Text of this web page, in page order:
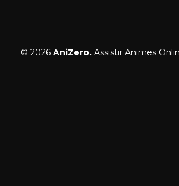
© 2026 AniZero.Assistir Animes